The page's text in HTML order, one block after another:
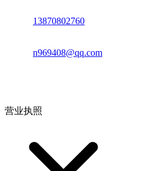
13870802760
n969408@qq.com
营业执照